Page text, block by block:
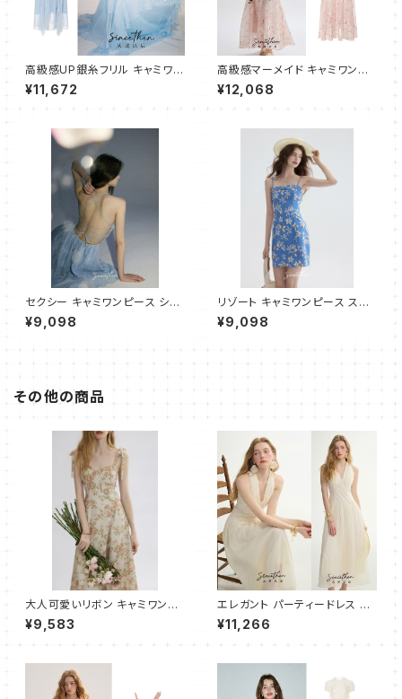
高級感UP銀糸フリル キャミワン
ピース フレア ロング
¥11,672
高級感マーメイド キャミワンピ
ース ロング
¥12,068
セクシー キャミワンピース ショ
ート
¥9,098
リゾート キャミワンピース スリ
ムフィット ショート
¥9,098
その他の商品
大人可愛いリボン キャミワンピ
ース フレア ロング
¥9,583
エレガント パーティードレス ワ
ンピース ロング
¥11,266